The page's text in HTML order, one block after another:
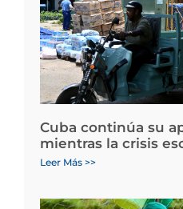
Cuba continúa su
mientras la crisis
Leer Más >>